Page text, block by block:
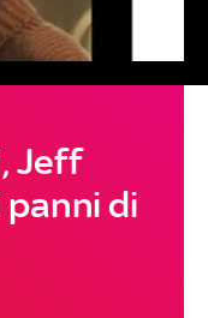
Jeff
di